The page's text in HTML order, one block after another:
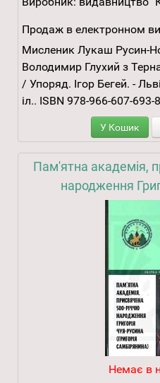
Продаж в електронном
Мисленик Лукаш Русин-
Володимир Глухий з
/ Упоряд. Ігор Бегей. -
іл.. ISBN 978-966-607-693-8
У Кошик
Пам'ятна академія,
народження
Немає в